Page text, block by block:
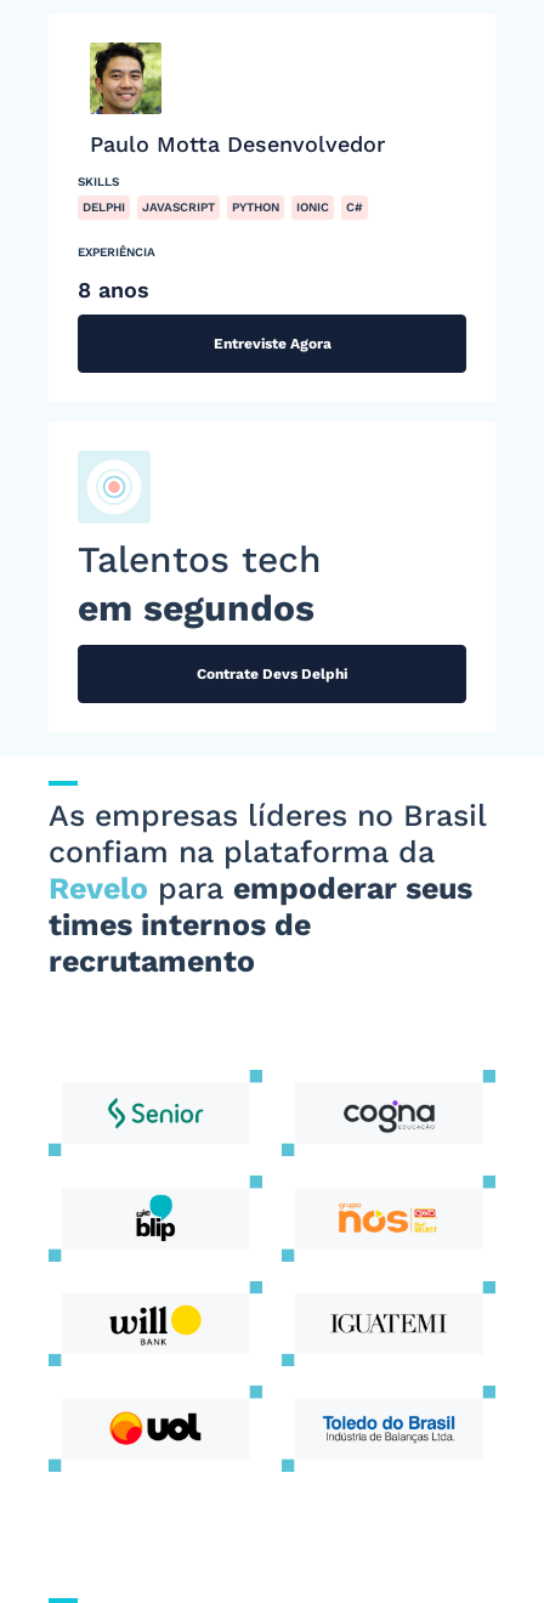
Paulo Motta Desenvolvedor
SKILLS
DELPHI
JAVASCRIPT PYTHON IONIC C#
EXPERIÊNCIA
8 anos
Entreviste Agora
Talentos tech
em segundos
Contrate Devs Delphi
As empresas líderes no Brasil
confiam na plataforma da
Revelo para empoderar seus
times internos de
recrutamento